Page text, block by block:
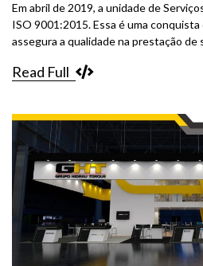
Em abril de 2019, a unidade de
ISO 9001:2015. Essa é uma
assegura a qualidade na prestação de
Read Full